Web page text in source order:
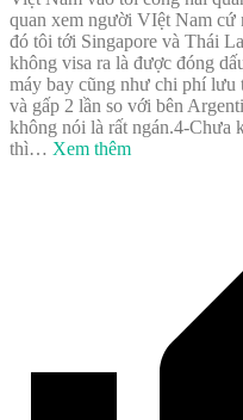
quan xem người VIệt Nam cứ
đó tôi tới Singapore và Thái
không visa ra là được đóng
máy bay cũng như chi phí lưu
và gấp 2 lần so với bên
không nói là rất ngán.4-Chưa
thì… Xem thêm